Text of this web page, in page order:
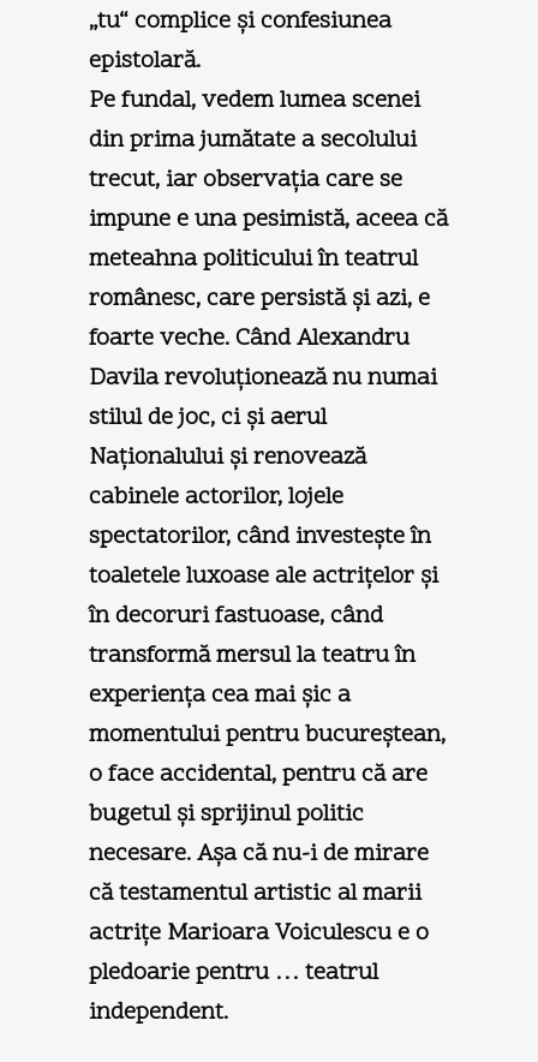
„tu“ complice şi confesiunea
epistolară.
Pe fundal, vedem lumea scenei
din prima jumătate a secolului
trecut, iar observaţia care se
impune e una pesimistă, aceea că
meteahna politicului în teatrul
românesc, care persistă şi azi, e
foarte veche. Când Alexandru
Davila revoluţionează nu numai
stilul de joc, ci şi aerul
Naţionalului şi renovează
cabinele actorilor, lojele
spectatorilor, când investeşte în
toaletele luxoase ale actriţelor şi
în decoruri fastuoase, când
transformă mersul la teatru în
experienţa cea mai şic a
momentului pentru bucureştean,
o face accidental, pentru că are
bugetul şi sprijinul politic
necesare. Aşa că nu-i de mirare
că testamentul artistic al marii
actriţe Marioara Voiculescu e o
pledoarie pentru … teatrul
independent.